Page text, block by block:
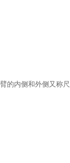
的内侧和外侧又称